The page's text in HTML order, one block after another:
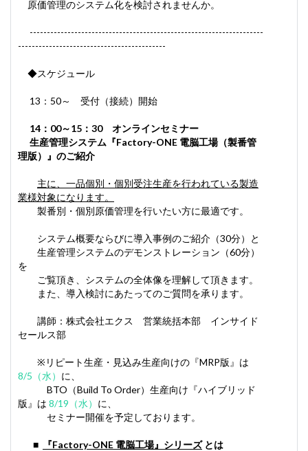
原価管理のシステム化を検討されませんか。
--------------------------------------------------------------------
-------------------------------------------
◆スケジュール
13：50～ 受付（接続）開始
14：00～15：30 オンラインセミナー
生産管理システム 『Factory-ONE 電脳工場（製番管
理版）』のご紹介
主に、一品個別・個別受注生産を行われている製造
業様対象になります。
製番別・個別原価管理を行いたい方に最適です。
システム概要ならびに導入事例のご紹介（30分）と
生産管理システムのデモンストレーション（60分）
を
ご覧頂き、システムの全体像を理解して頂きます。
また、導入検討にあたってのご質問を承ります。
講師：株式会社エクス 営業統括本部 インサイド
セールス部
※リピート生産・見込み生産向けの『MRP版』は
8/5（水） に、
BTO（Build To Order）生産向け『ハイブリッド
版』は 8/19（水） に、
セミナー開催を予定しております。
■ 『Factory-ONE 電脳工場』シリーズとは